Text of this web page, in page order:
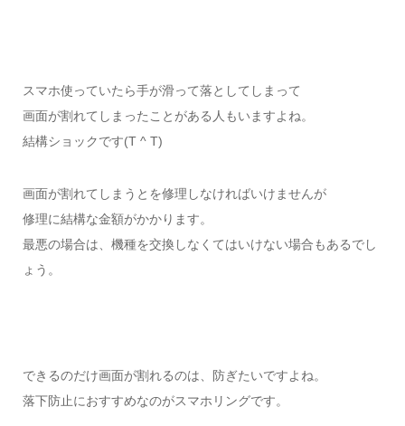
スマホ使っていたら手が滑って落としてしまって
画面が割れてしまったことがある人もいますよね。
結構ショックです(T ^ T)
画面が割れてしまうとを修理しなければいけませんが
修理に結構な金額がかかります。
最悪の場合は、機種を交換しなくてはいけない場合もあるでし
ょう。
できるのだけ画面が割れるのは、防ぎたいですよね。
落下防止におすすめなのがスマホリングです。